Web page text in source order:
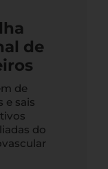
de
de
e sais
do